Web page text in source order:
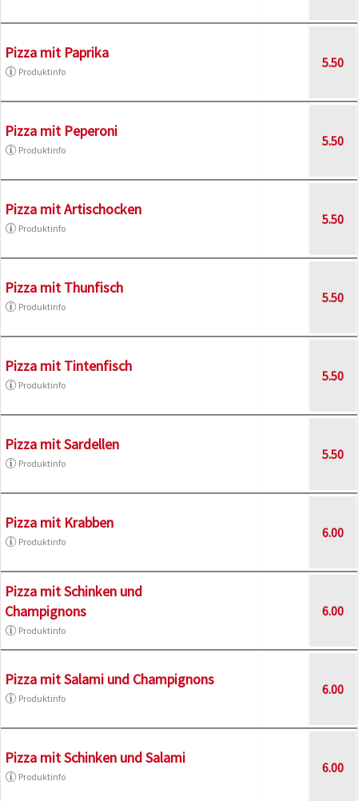
Pizza mit Paprika
Produktinfo
5.50
Pizza mit Peperoni
Produktinfo
5.50
Pizza mit Artischocken
Produktinfo
5.50
Pizza mit Thunfisch
Produktinfo
5.50
Pizza mit Tintenfisch
Produktinfo
5.50
Pizza mit Sardellen
Produktinfo
5.50
Pizza mit Krabben
Produktinfo
6.00
Pizza mit Schinken und
Champignons
Produktinfo
6.00
Pizza mit Salami und Champignons
Produktinfo
6.00
Pizza mit Schinken und Salami
Produktinfo
6.00